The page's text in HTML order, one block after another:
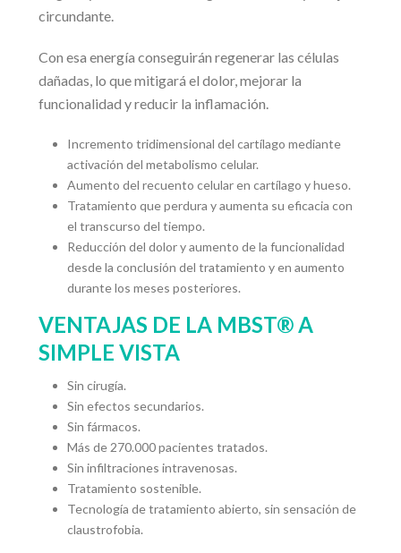
circundante.
Con esa energía conseguirán regenerar las células
dañadas, lo que mitigará el dolor, mejorar la
funcionalidad y reducir la inflamación.
Incremento tridimensional del cartílago mediante
activación del metabolismo celular.
Aumento del recuento celular en cartílago y hueso.
Tratamiento que perdura y aumenta su eficacia con
el transcurso del tiempo.
Reducción del dolor y aumento de la funcionalidad
desde la conclusión del tratamiento y en aumento
durante los meses posteriores.
VENTAJAS DE LA MBST® A
SIMPLE VISTA
Sin cirugía.
Sin efectos secundarios.
Sin fármacos.
Más de 270.000 pacientes tratados.
Sin infiltraciones intravenosas.
Tratamiento sostenible.
Tecnología de tratamiento abierto, sin sensación de
claustrofobia.